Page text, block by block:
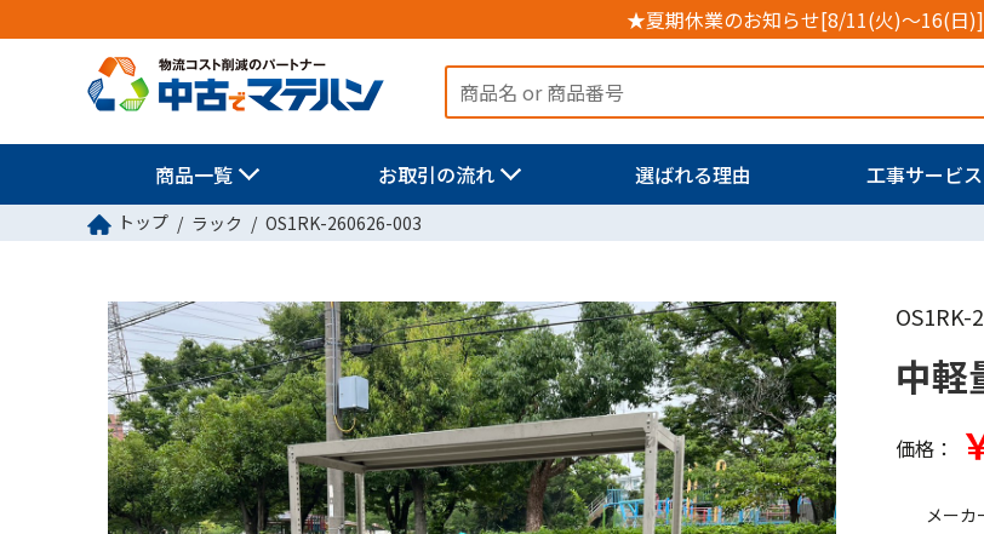
★夏期休業のお知らせ[8/11(火)～16(日
商品一覧 お取引の流れ 選ばれる理由 工事サービス
トップ ラック OS1RK-260626-003
OS1RK-
中軽
価格：
メーカ